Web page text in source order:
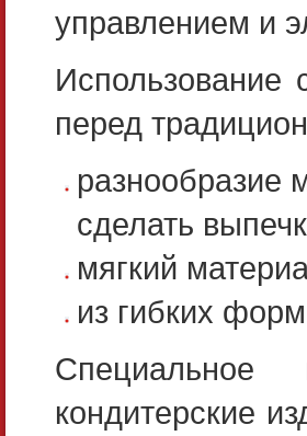
управлением и
перед
разнообразие
сделать
мягкий
из гибких
Специальное
кондитерские